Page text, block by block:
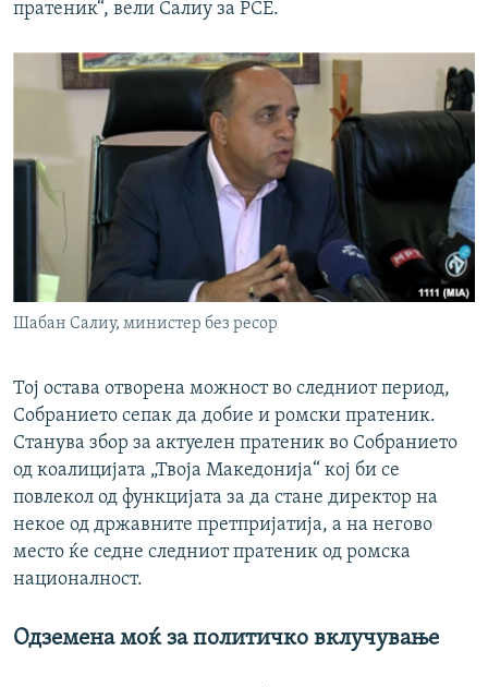
пратеник“, вели Салиу за РСЕ.
Шабан Салиу, министер без ресор
Тој остава отворена можност во следниот период,
Собранието сепак да добие и ромски пратеник.
Станува збор за актуелен пратеник во Собранието
од коалицијата „Твоја Македонија“ кој би се
повлекол од функцијата за да стане директор на
некое од државните претпријатија, а на негово
место ќе седне следниот пратеник од ромска
националност.
Одземена моќ за политичко вклучување